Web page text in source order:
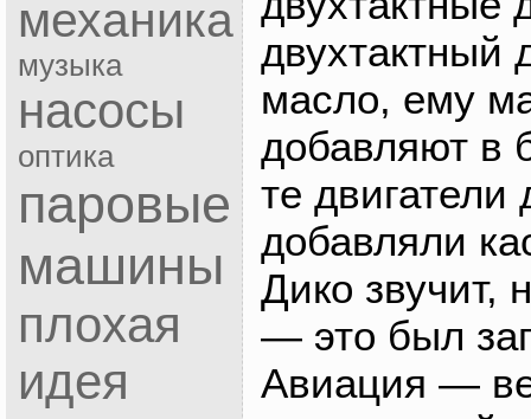
механика
музыка
насосы
оптика
паровые
машины
плохая
идея
двухтактный
масло, ему
добавляют в
те двигатели
добавляли
Дико звучит,
— это был
Авиация —